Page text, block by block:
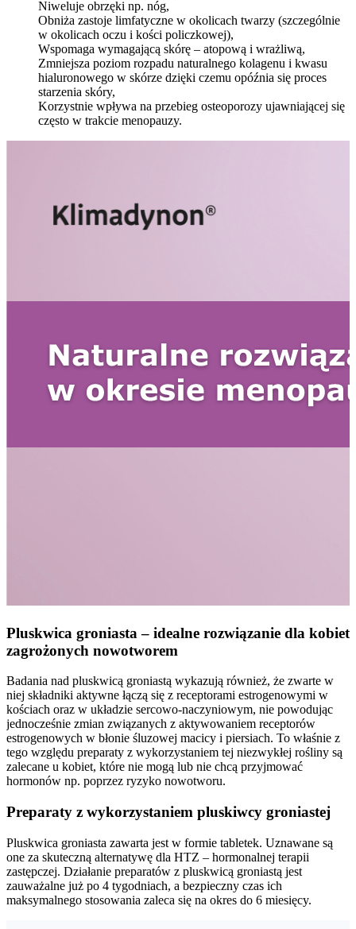
Niweluje obrzęki np. nóg,
Obniża zastoje limfatyczne w okolicach twarzy (szczególnie
w okolicach oczu i kości policzkowej),
Wspomaga wymagającą skórę – atopową i wrażliwą,
Zmniejsza poziom rozpadu naturalnego kolagenu i kwasu
hialuronowego w skórze dzięki czemu opóźnia się proces
starzenia skóry,
Korzystnie wpływa na przebieg osteoporozy ujawniającej się
często w trakcie menopauzy.
Pluskwica groniasta – idealne rozwiązanie dla kobiet
zagrożonych nowotworem
Badania nad pluskwicą groniastą wykazują również, że zwarte w
niej składniki aktywne łączą się z receptorami estrogenowymi w
kościach oraz w układzie sercowo-naczyniowym, nie powodując
jednocześnie zmian związanych z aktywowaniem receptorów
estrogenowych w błonie śluzowej macicy i piersiach. To właśnie z
tego względu preparaty z wykorzystaniem tej niezwykłej rośliny są
zalecane u kobiet, które nie mogą lub nie chcą przyjmować
hormonów np. poprzez ryzyko nowotworu.
Preparaty z wykorzystaniem pluskiwcy groniastej
Pluskwica groniasta zawarta jest w formie tabletek. Uznawane są
one za skuteczną alternatywę dla HTZ – hormonalnej terapii
zastępczej. Działanie preparatów z pluskwicą groniastą jest
zauważalne już po 4 tygodniach, a bezpieczny czas ich
maksymalnego stosowania zaleca się na okres do 6 miesięcy.